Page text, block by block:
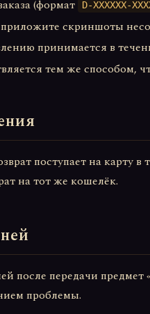
(формат
D-XXXXXX-
скриншоты
принимается в
тем же способом,
поступает на карту
на тот же кошелёк.
после передачи
проблемы.